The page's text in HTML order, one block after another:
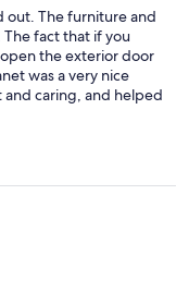
out. The furniture and
fact that if you
the exterior door
was a very nice
and caring, and helped
and etc. I was there
I try to see him as
the fact that when I